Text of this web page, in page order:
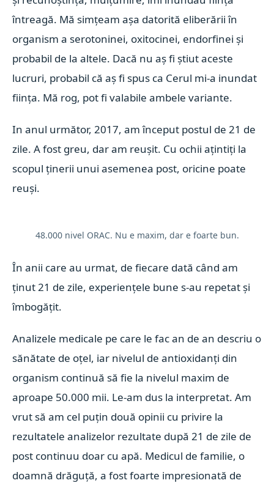
întreagă. Mă simțeam așa datorită eliberării în
organism a serotoninei, oxitocinei, endorfinei și
probabil de la altele. Dacă nu aș fi știut aceste
lucruri, probabil că aș fi spus ca Cerul mi-a inundat
ființa. Mă rog, pot fi valabile ambele variante.
In anul următor, 2017, am început postul de 21 de
zile. A fost greu, dar am reușit. Cu ochii ațintiți la
scopul ținerii unui asemenea post, oricine poate
reuși.
48.000 nivel ORAC. Nu e maxim, dar e foarte bun.
În anii care au urmat, de fiecare dată când am
ținut 21 de zile, experiențele bune s-au repetat și
îmbogățit.
Analizele medicale pe care le fac an de an descriu o
sănătate de oțel, iar nivelul de antioxidanți din
organism continuă să fie la nivelul maxim de
aproape 50.000 mii. Le-am dus la interpretat. Am
vrut să am cel puțin două opinii cu privire la
rezultatele analizelor rezultate după 21 de zile de
post continuu doar cu apă. Medicul de familie, o
doamnă drăguță, a fost foarte impresionată de